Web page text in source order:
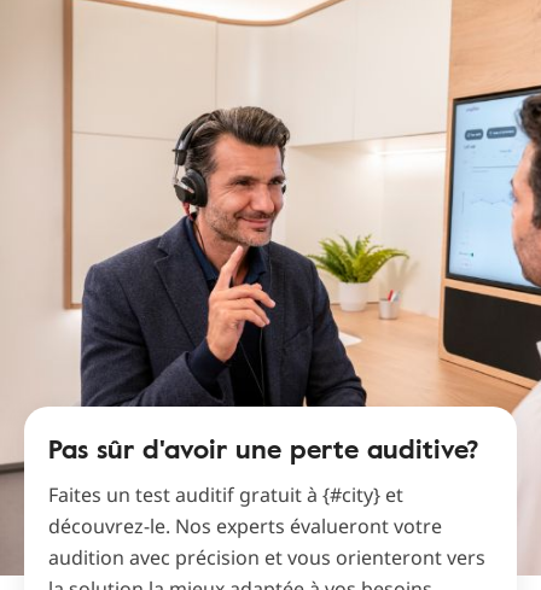
Pas sûr d'avoir une perte auditive?
Faites un test auditif gratuit à {#city} et
découvrez-le. Nos experts évalueront votre
audition avec précision et vous orienteront vers